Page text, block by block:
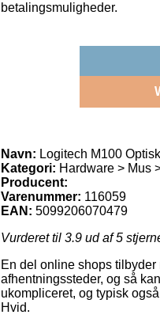
betalingsmuligheder.
Navn: Logitech M100
Kategori: Hardware > Mus
Producent:
Varenummer: 116059
EAN: 5099206070479
Vurderet til 3.9 ud af 5
En del online shops
afhentningssteder, og så
ukompliceret, og typisk
Hvid.